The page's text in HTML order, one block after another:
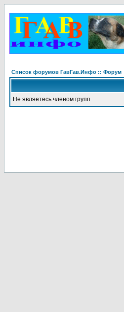
Список форумов ГавГав.Инфо :: Форум
Не являетесь членом групп